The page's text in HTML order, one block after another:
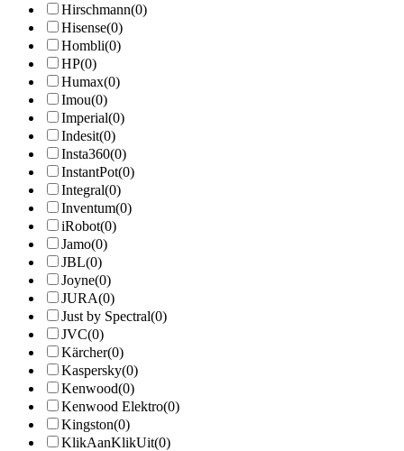
Hirschmann(0)
Hisense(0)
Hombli(0)
HP(0)
Humax(0)
Imou(0)
Imperial(0)
Indesit(0)
Insta360(0)
InstantPot(0)
Integral(0)
Inventum(0)
iRobot(0)
Jamo(0)
JBL(0)
Joyne(0)
JURA(0)
Just by Spectral(0)
JVC(0)
Kärcher(0)
Kaspersky(0)
Kenwood(0)
Kenwood Elektro(0)
Kingston(0)
KlikAanKlikUit(0)